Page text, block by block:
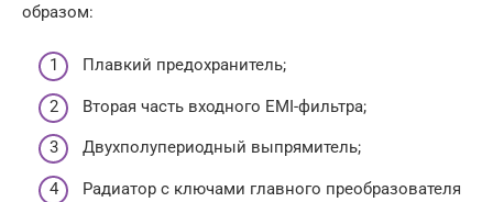
образом:
Плавкий предохранитель;
Вторая часть входного EMI-фильтра;
Двухполупериодный выпрямитель;
Радиатор с ключами главного преобразователя